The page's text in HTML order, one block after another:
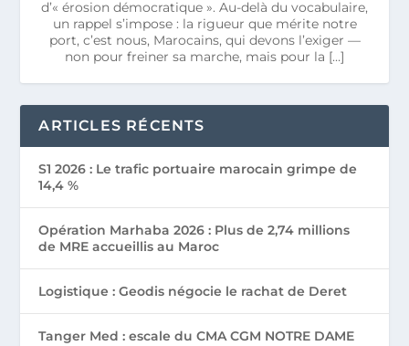
d’« érosion démocratique ». Au-delà du vocabulaire,
un rappel s’impose : la rigueur que mérite notre
port, c’est nous, Marocains, qui devons l’exiger —
non pour freiner sa marche, mais pour la […]
ARTICLES RÉCENTS
S1 2026 : Le trafic portuaire marocain grimpe de
14,4 %
Opération Marhaba 2026 : Plus de 2,74 millions
de MRE accueillis au Maroc
Logistique : Geodis négocie le rachat de Deret
Tanger Med : escale du CMA CGM NOTRE DAME